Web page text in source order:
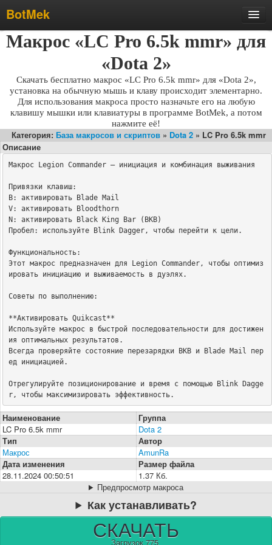
BotMek
Скачать
Обновления
Инструкция
Статьи
Бесплатные макросы
Тарифы
Поддержка
Форум
Макрос «LC Pro 6.5k mmr» для
«Dota 2»
Скачать бесплатно макрос «LC Pro 6.5k mmr» для «Dota 2»,
установка на обычную мышь и клаву происходит элементарно.
Для использования макроса просто назначьте его на любую
клавишу мышки или клавиатуры в программе BotMek, а потом
нажмите её!
Категория: База макросов и скриптов » Dota 2 » LC Pro 6.5k mmr
Описание
Макрос Legion Commander — инициация и комбинация выживания
Привязки клавиш:
B: активировать Blade Mail
V: активировать Bloodthorn
N: активировать Black King Bar (BKB)
Пробел: используйте Blink Dagger, чтобы перейти к цели.
Функциональность:
Этот макрос предназначен для Legion Commander, чтобы оптимиз
ировать инициацию и выживаемость в дуэлях.
Советы по выполнению:
**Активировать Quikcast**
Используйте макрос в быстрой последовательности для достижен
ия оптимальных результатов.
Всегда проверяйте состояние перезарядки BKB и Blade Mail пер
ед инициацией.
Отрегулируйте позиционирование и время с помощью Blink Dagge
r, чтобы максимизировать эффективность.
Наименование
Группа
LC Pro 6.5k mmr
Dota 2
Тип
Автор
Макрос
AmunRa
Дата изменения
Размер файла
28.11.2024 00:50:51
1.37 Кб.
Предпросмотр макроса
Как устанавливать?
СКАЧАТЬ
Загрузок 775